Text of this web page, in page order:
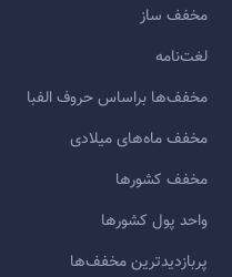
مخفف ساز
لغت‌نامه
مخفف‌ها براساس حروف الفبا
مخفف ماه‌های میلادی
مخفف کشورها
واحد پول کشورها
پربازديدترين مخفف‌ها